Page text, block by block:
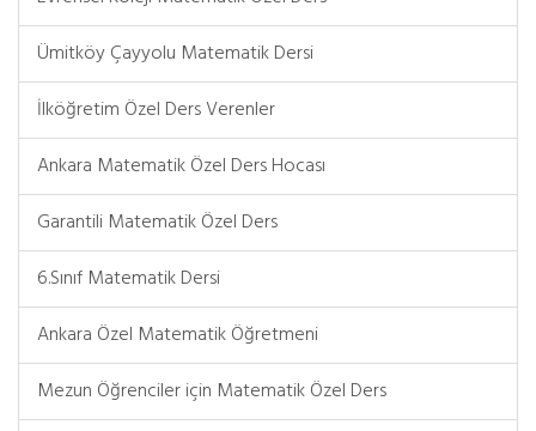
Ümitköy Çayyolu Matematik Dersi
İlköğretim Özel Ders Verenler
Ankara Matematik Özel Ders Hocası
Garantili Matematik Özel Ders
6.Sınıf Matematik Dersi
Ankara Özel Matematik Öğretmeni
Mezun Öğrenciler için Matematik Özel Ders